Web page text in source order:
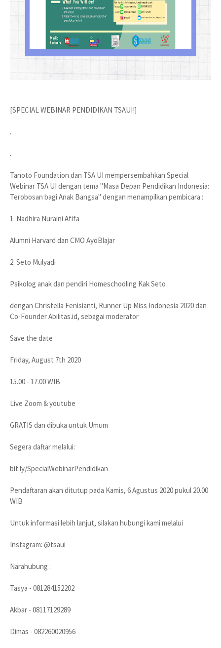
[SPECIAL WEBINAR PENDIDIKAN TSAUI!]
.
.
Tanoto Foundation dan TSA UI mempersembahkan Special
Webinar TSA UI dengan tema "Masa Depan Pendidikan Indonesia:
Terobosan bagi Anak Bangsa" dengan menampilkan pembicara :
1. Nadhira Nuraini Afifa
Alumni Harvard dan CMO AyoBlajar
2. Seto Mulyadi
Psikolog anak dan pendiri Homeschooling Kak Seto
dengan Christella Fenisianti, Runner Up Miss Indonesia 2020 dan
Co-Founder Abilitas.id, sebagai moderator
Save the date
Friday, August 7th 2020
15.00 - 17.00 WIB
Live Zoom & youtube
GRATIS dan dibuka untuk Umum
Segera daftar melalui:
bit.ly/SpecialWebinarPendidikan
Pendaftaran akan ditutup pada Kamis, 6 Agustus 2020 pukul 20.00
WIB
Untuk informasi lebih lanjut, silakan hubungi kami melalui
Instagram: @tsaui
Narahubung :
Tasya - 081284152202
Akbar - 08117129289
Dimas - 082260020956